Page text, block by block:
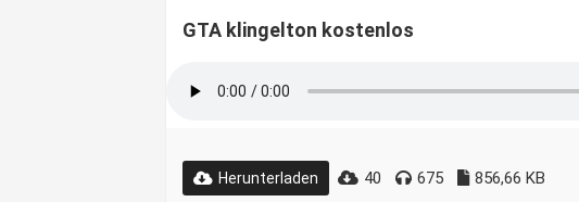
GTA klingelton kostenlos
Herunterladen 40 675 856,66 KB